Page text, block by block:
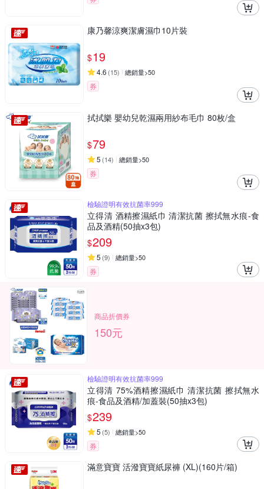
康乃馨涼爽潔膚濕巾10片裝
$19
4.6 (15) 總銷量>50
券
拭拭樂 嬰幼兒乾濕兩用紗布毛巾 80枚/盒
$79
5 (14) 總銷量>50
券
檢驗證明有效抗菌率999
立得清 酒精擦濕紙巾 清潔抗菌 擦拭無水痕-食
品及酒精(50抽x3包)
$209
5 (9) 總銷量>50
券
商品折價券
150元
檢驗證明有效抗菌率999
立得清 75%酒精擦濕紙巾 清潔抗菌 擦拭無水
痕-食品及酒精/加蓋裝(50抽x3包)
$239
5 (5) 總銷量>50
券
滿意寶寶 活潑寶寶紙尿褲 (XL)(160片/箱)